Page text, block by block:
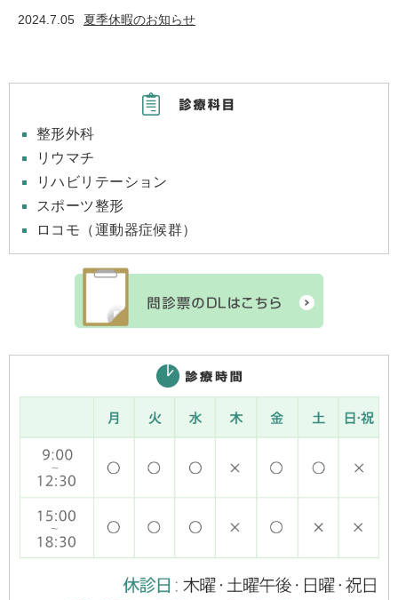
2024.7.05
夏季休暇のお知らせ
整形外科
リウマチ
リハビリテーション
スポーツ整形
ロコモ（運動器症候群）